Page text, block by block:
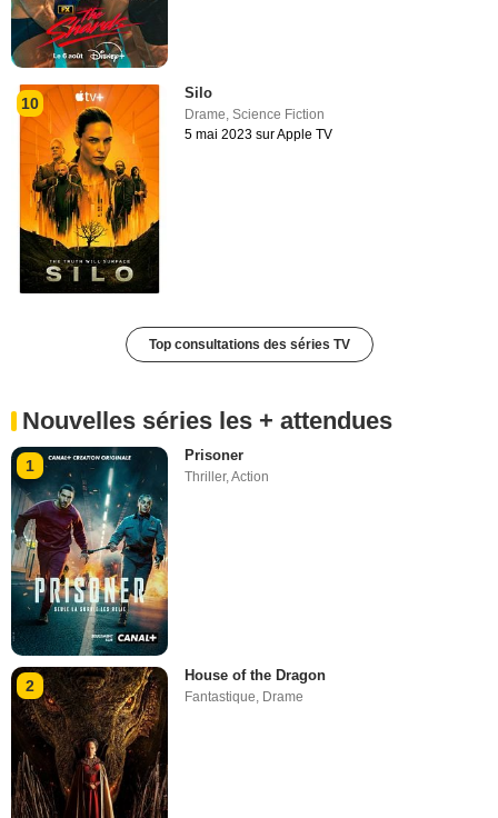
10
Silo
Drame ,Science Fiction
5 mai 2023 sur Apple TV
Top consultations des séries TV
Nouvelles séries les + attendues
1
Prisoner
Thriller,Action
2
House of the Dragon
Fantastique, Drame